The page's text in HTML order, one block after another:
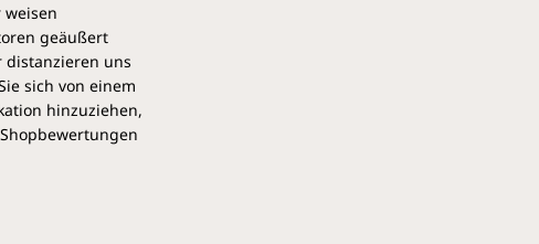
geäußert
distanzieren uns
sich von einem
hinzuziehen,